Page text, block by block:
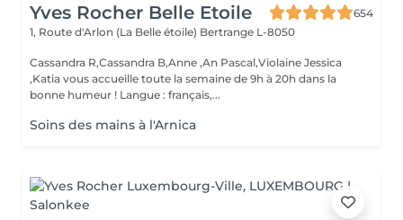
Yves Rocher Belle Etoile
654
1, Route d'Arlon (La Belle étoile) Bertrange L-8050
Cassandra R,Cassandra B,Anne ,An Pascal,Violaine Jessica
,Katia vous accueille toute la semaine de 9h à 20h dans la
bonne humeur ! Langue : français,...
Soins des mains à l'Arnica